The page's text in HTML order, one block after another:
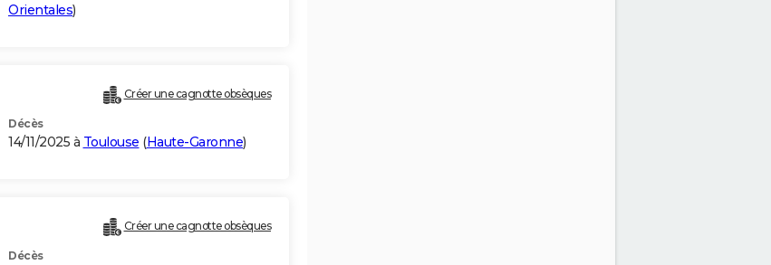
Orientales)
Créer une cagnotte obsèques
Décès
14/11/2025 à Toulouse (Haute-Garonne)
Créer une cagnotte obsèques
Décès